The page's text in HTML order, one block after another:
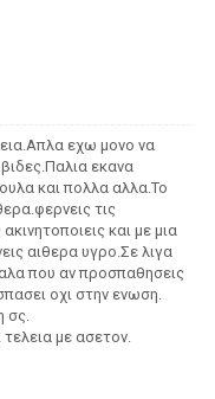
εχω μονο να
εκανα
και πολλα αλλα.Το
τις
και με μια
αιθερα υγρο.Σε λιγα
που αν προσπαθησεις
οχι στην ενωση.
σς.
τελεια με ασετον.